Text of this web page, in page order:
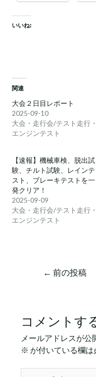
いいね:
関連
大会２日目レポート
2025-09-10
大会・走行会/テスト走行・
エンジンテスト
【速報】機械車検、脱出試
験、チルト試験、レインテ
スト、ブレーキテストを一
発クリア！
2025-09-09
大会・走行会/テスト走行・
エンジンテスト
← 前の投稿
コメントす
メールアドレスが公
※ が付いている欄は